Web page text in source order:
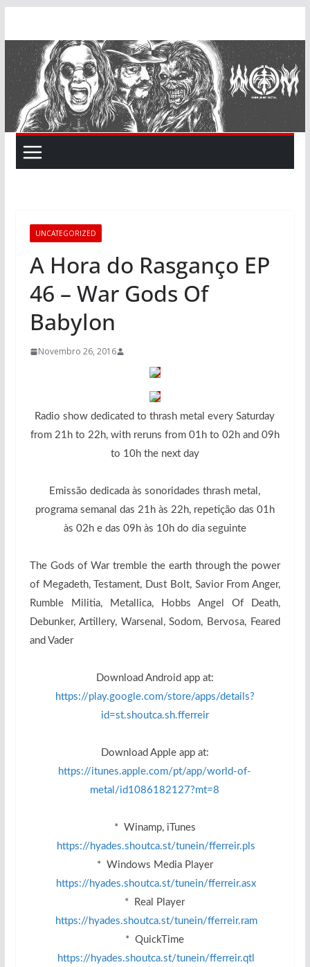
content
UNCATEGORIZED
A Hora do Rasganço EP
46 – War Gods Of
Babylon
Novembro 26, 2016
Radio show dedicated to thrash metal every Saturday
from 21h to 22h, with reruns from 01h to 02h and 09h
to 10h the next day
Emissão dedicada às sonoridades thrash metal,
programa semanal das 21h às 22h, repetição das 01h
às 02h e das 09h às 10h do dia seguinte
The Gods of War tremble the earth through the power
of Megadeth, Testament, Dust Bolt, Savior From Anger,
Rumble Militia, Metallica, Hobbs Angel Of Death,
Debunker, Artillery, Warsenal, Sodom, Bervosa, Feared
and Vader
Download Android app at:
https://play.google.com/store/apps/details?
id=st.shoutca.sh.fferreir
Download Apple app at:
https://itunes.apple.com/pt/app/world-of-
metal/id1086182127?mt=8
* Winamp, iTunes
https://hyades.shoutca.st/tunein/fferreir.pls
* Windows Media Player
https://hyades.shoutca.st/tunein/fferreir.asx
* Real Player
https://hyades.shoutca.st/tunein/fferreir.ram
* QuickTime
https://hyades.shoutca.st/tunein/fferreir.qtl